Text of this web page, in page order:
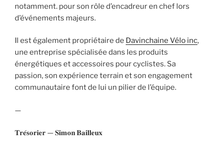
notamment. pour son rôle d’encadreur en chef lors
d’événements majeurs.
Il est également propriétaire de Davinchaine Vélo inc,
une entreprise spécialisée dans les produits
énergétiques et accessoires pour cyclistes. Sa
passion, son expérience terrain et son engagement
communautaire font de lui un pilier de l’équipe.
—
𝐓𝐫𝐞́𝐬𝐨𝐫𝐢𝐞𝐫 — 𝐒𝐢𝐦𝐨𝐧 𝐁𝐚𝐢𝐥𝐥𝐞𝐮𝐱